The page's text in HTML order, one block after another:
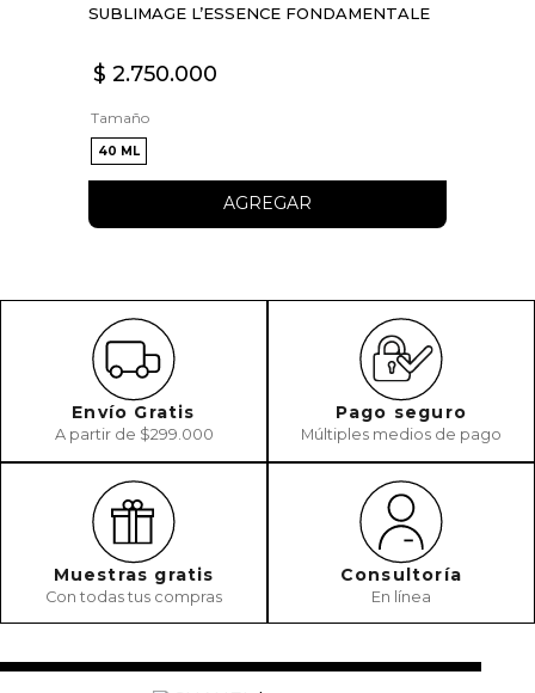
SUBLIMAGE L’ESSENCE FONDAMENTALE
$ 2.750.000
Tamaño
40 ML
AGREGAR
Envío Gratis
A partir de $299.000
Pago seguro
Múltiples medios de pago
Muestras gratis
Con todas tus compras
Consultoría
En línea